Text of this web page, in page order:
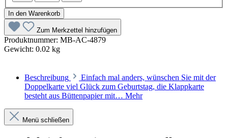
In den Warenkorb
Zum Merkzettel hinzufügen
Produktnummer: MB-AC-4879
Gewicht: 0.02 kg
Beschreibung
Einfach mal anders, wünschen Sie mit der
Doppelkarte viel Glück zum Geburtstag, die Klappkarte
besteht aus Büttenpapier mit… Mehr
Menü schließen